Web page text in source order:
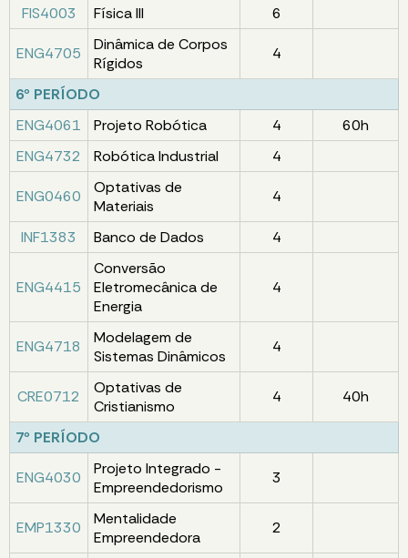
FIS4003 Física III 6
ENG4705
Dinâmica de Corpos
Rígidos
4
6º PERÍODO
ENG4061
Projeto Robótica 4
60h
ENG4732
Robótica Industrial 4
ENG0460
Optativas de
Materiais
4
INF1383 Banco de Dados 4
ENG4415
Conversão
Eletromecânica de
Energia
4
ENG4718
Modelagem de
Sistemas Dinâmicos
4
CRE0712
Optativas de
Cristianismo
4 40h
7º PERÍODO
ENG4030
Projeto Integrado -
Empreendedorismo
3
EMP1330
Mentalidade
Empreendedora
2